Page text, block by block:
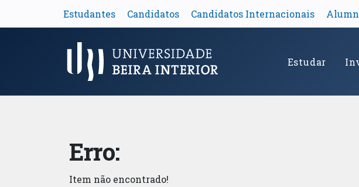
Estudantes Candidatos Candidatos Internacionais
Menu Principal Estudar
Erro:
Item não encontrado!